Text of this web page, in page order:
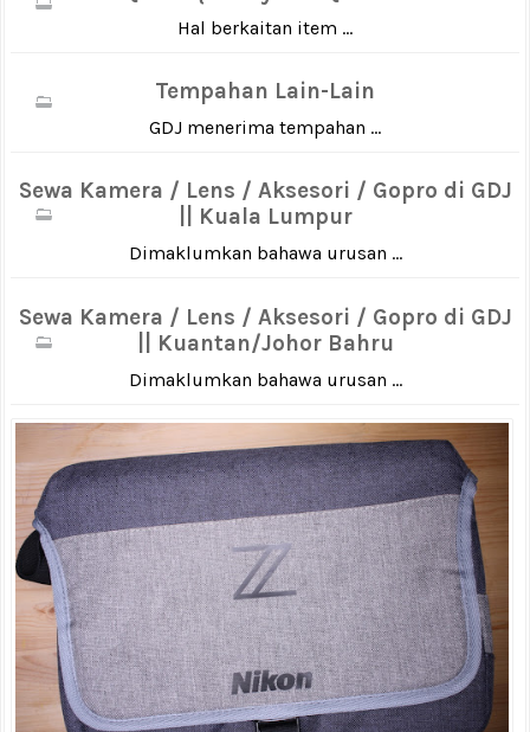
Hal berkaitan item ...
Tempahan Lain-Lain
GDJ menerima tempahan ...
Sewa Kamera / Lens / Aksesori / Gopro di GDJ
|| Kuala Lumpur
Dimaklumkan bahawa urusan ...
Sewa Kamera / Lens / Aksesori / Gopro di GDJ
|| Kuantan/Johor Bahru
Dimaklumkan bahawa urusan ...